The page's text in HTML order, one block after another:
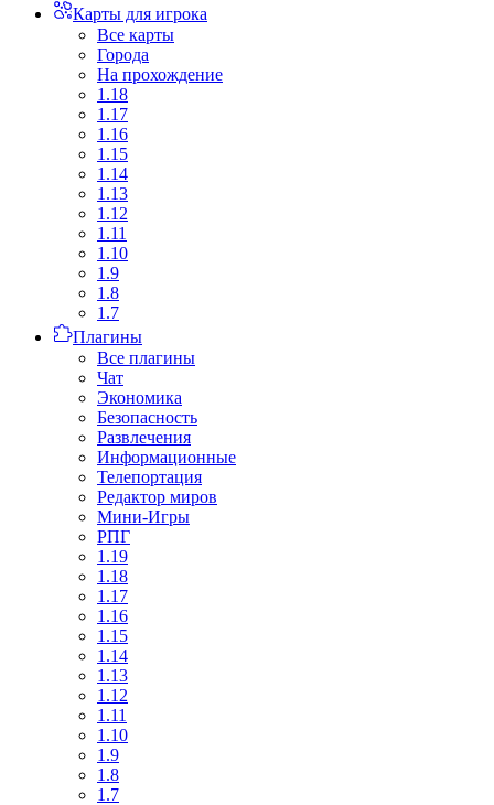
Карты для игрока
Все карты
Города
На прохождение
1.18
1.17
1.16
1.15
1.14
1.13
1.12
1.11
1.10
1.9
1.8
1.7
Плагины
Все плагины
Чат
Экономика
Безопасность
Развлечения
Информационные
Телепортация
Редактор миров
Мини-Игры
РПГ
1.19
1.18
1.17
1.16
1.15
1.14
1.13
1.12
1.11
1.10
1.9
1.8
1.7